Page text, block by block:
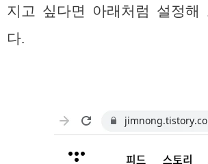
지고 싶다면 아래처럼 설정해
다.